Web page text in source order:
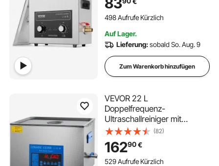
für Uhreninstrumente Brillen
Münzen Metallteile
498 Aufrufe Kürzlich
Auf Lager.
Lieferung:sobald So. Aug. 9
Zum Warenkorb hinzufügen
VEVOR 22 L
Doppelfrequenz-
Ultraschallreiniger mit
Heizung für Schmuckteile
Schmuck, Ring, Brille, Platine
Gebiss Register Platine,
28/40 KHz Ultraschall
(82)
16290€
529 Aufrufe Kürzlich